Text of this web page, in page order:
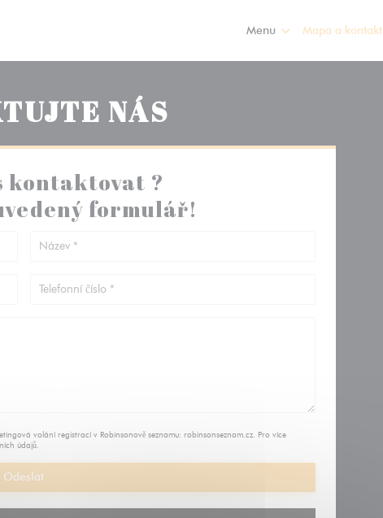
Menu Mapa a kontakt
NÁS
kontaktovat ?
formulář!
volání registrací v Robinsonově seznamu: robinsonseznam.cz. Pro více
údajů.